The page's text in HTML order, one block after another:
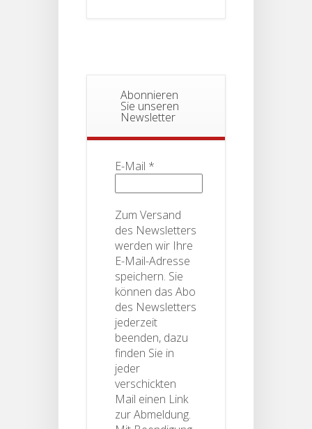
Abonnieren
Sie unseren
Newsletter
E-Mail *
Zum Versand
des Newsletters
werden wir Ihre
E-Mail-Adresse
speichern. Sie
können das Abo
des Newsletters
jederzeit
beenden, dazu
finden Sie in
jeder
verschickten
Mail einen Link
zur Abmeldung.